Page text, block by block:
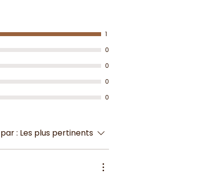
1
0
0
0
0
: Les plus pertinents